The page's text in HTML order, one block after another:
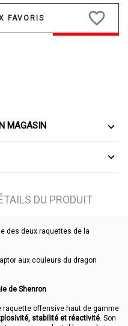
favorite_border
MAGASIN
DU PRODUIT
des deux raquettes de la
aux couleurs du dragon
de Shenron
raquette offensive haut de gamme
stabilité et réactivité. Son